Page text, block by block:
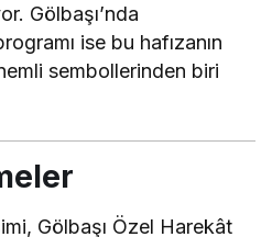
Gölbaşı’nda
ise bu hafızanın
sembollerinden biri
Gölbaşı Özel Harekât